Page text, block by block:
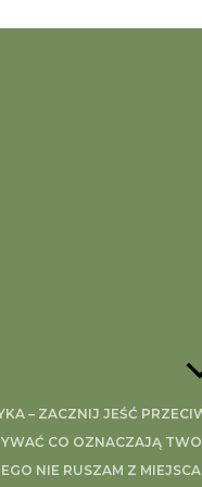
– ZACZNIJ JEŚĆ
CO OZNACZAJĄ
NIE RUSZAM Z MIEJSCA
This product has